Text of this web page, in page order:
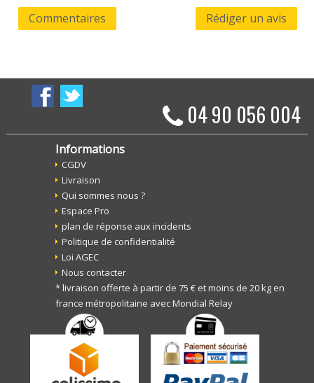
Commentaires Rédiger un avis
04 90 056 004
Informations
CGDV
Livraison
Qui sommes nous ?
Espace Pro
plan de réponse aux incidents
Politique de confidentialité
Loi AGEC
Nous contacter
* livraison offerte à partir de 75 € et moins de 20 kg en
france métropolitaine avec Mondial Relay